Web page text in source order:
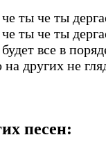
ты че ты
ты че ты
все в
на других не
песен: